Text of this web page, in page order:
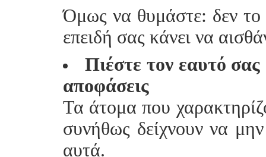
Όμως να θυμάστε: δεν το
επειδή σας κάνει να
Πιέστε τον εαυτό σας
αποφάσεις
Τα άτομα που
συνήθως δείχνουν να μην
αυτά.